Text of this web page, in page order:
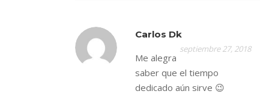
Carlos Dk
septiembre 27, 2018
Me alegra
saber que el tiempo
dedicado aún sirve 😉